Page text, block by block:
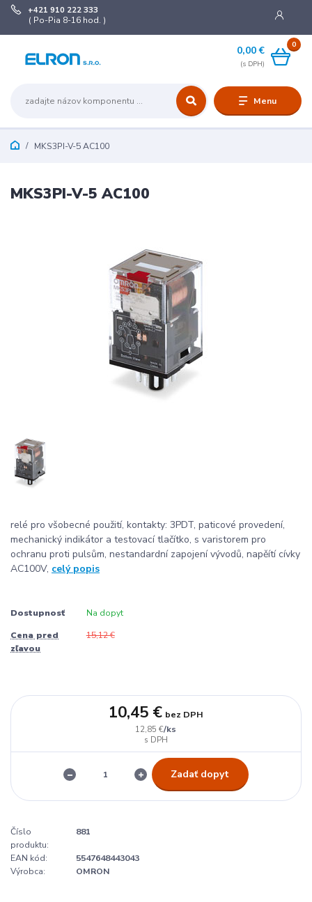
Menu
+421 910 222 333
( Po-Pia 8-16 hod. )
0
0,00 €
MKS3PI-V-5 AC100
MKS3PI-V-5 AC100
relé pro všobecné použití, kontakty: 3PDT, paticové provedení,
mechanický indikátor a testovací tlačítko, s varistorem pro
ochranu proti pulsům, nestandardní zapojení vývodů, napěítí cívky
AC100V, celý popis
Dostupnosť Na dopyt
Cena pred
zľavou
15,12 €
12,85 €/ks
10,45 € bez DPH
Zadať dopyt
Číslo
produktu:
881
EAN kód:
5547648443043
Výrobca:
OMRON